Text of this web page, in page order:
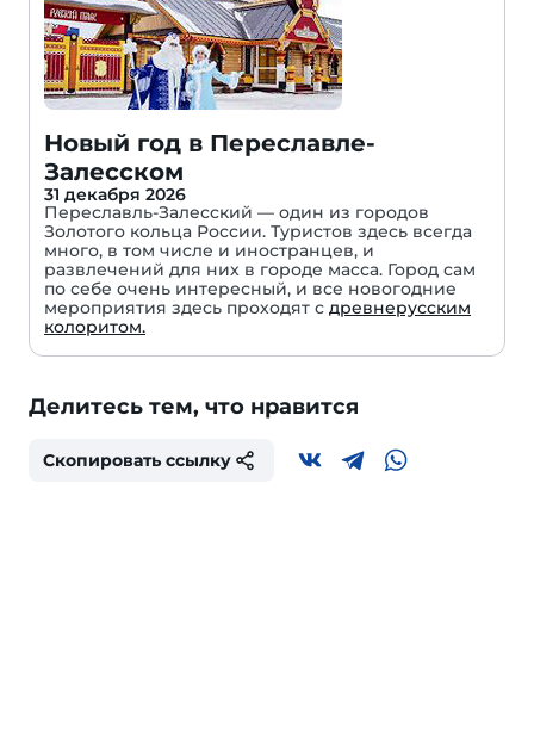
Новый год в Переславле-
Залесском
31 декабря 2026
Переславль-Залесский — один из городов
Золотого кольца России. Туристов здесь всегда
много, в том числе и иностранцев, и
развлечений для них в городе масса. Город сам
по себе очень интересный, и все новогодние
мероприятия здесь проходят с древнерусским
колоритом.
Делитесь тем, что нравится
Скопировать ссылку